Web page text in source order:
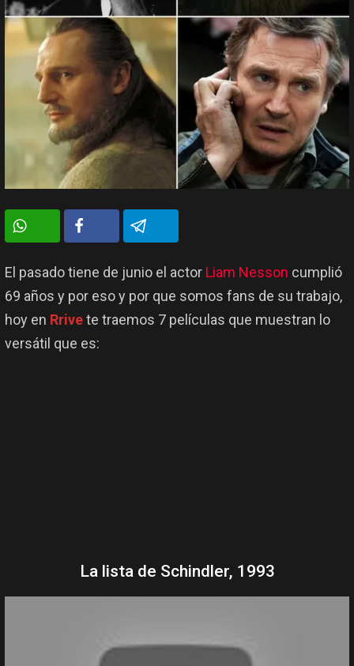
El pasado tiene de junio el actor Liam Nesson cumplió
69 años y por eso y por que somos fans de su trabajo,
hoy en Rrivete traemos 7 películas que muestran lo
versátil que es:
La lista de Schindler, 1993